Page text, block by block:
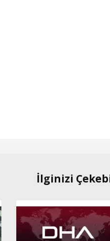
İlginizi